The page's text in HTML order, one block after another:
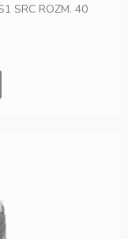
SRC ROZM. 40